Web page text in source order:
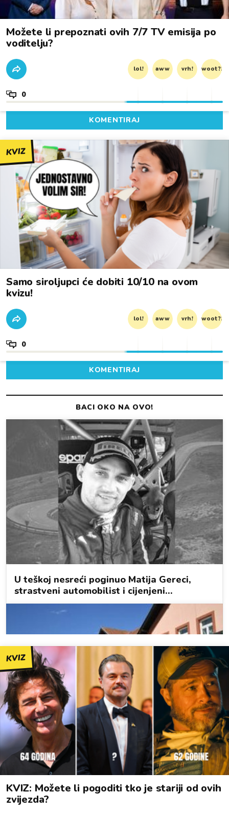
Možete li prepoznati ovih 7/7 TV emisija po
voditelju?
lol! aww vrh! woot?!
0
KOMENTIRAJ
KVIZ
Samo siroljupci će dobiti 10/10 na ovom
kvizu!
lol! aww vrh! woot?!
0
KOMENTIRAJ
KVIZ
KVIZ: Možete li pogoditi tko je stariji od ovih
zvijezda?